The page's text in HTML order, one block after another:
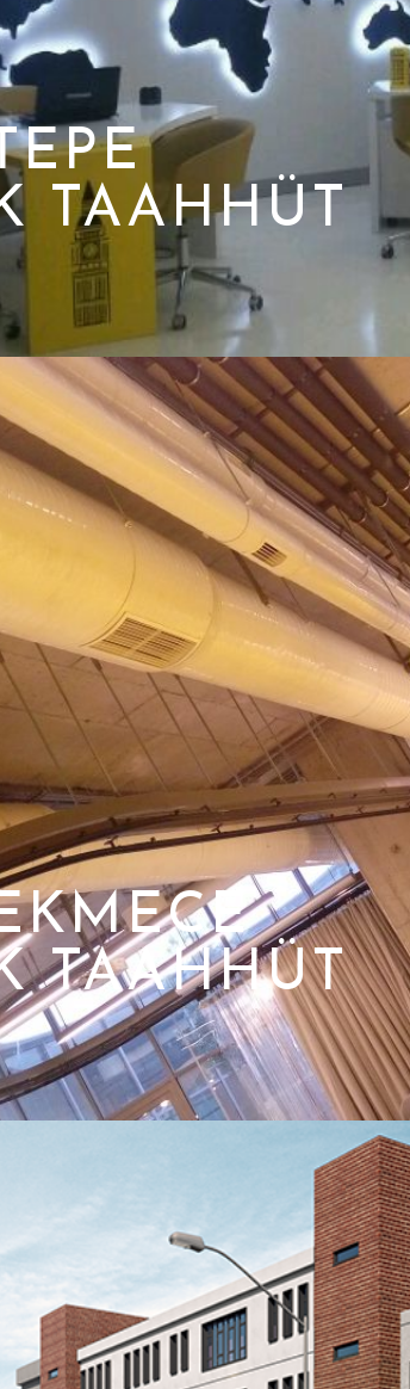
TAAHHÜT
TAAHHÜT